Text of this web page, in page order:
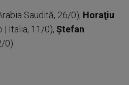
Saudită, 26/0), Horaţiu
| Italia, 11/0), Ştefan
0)